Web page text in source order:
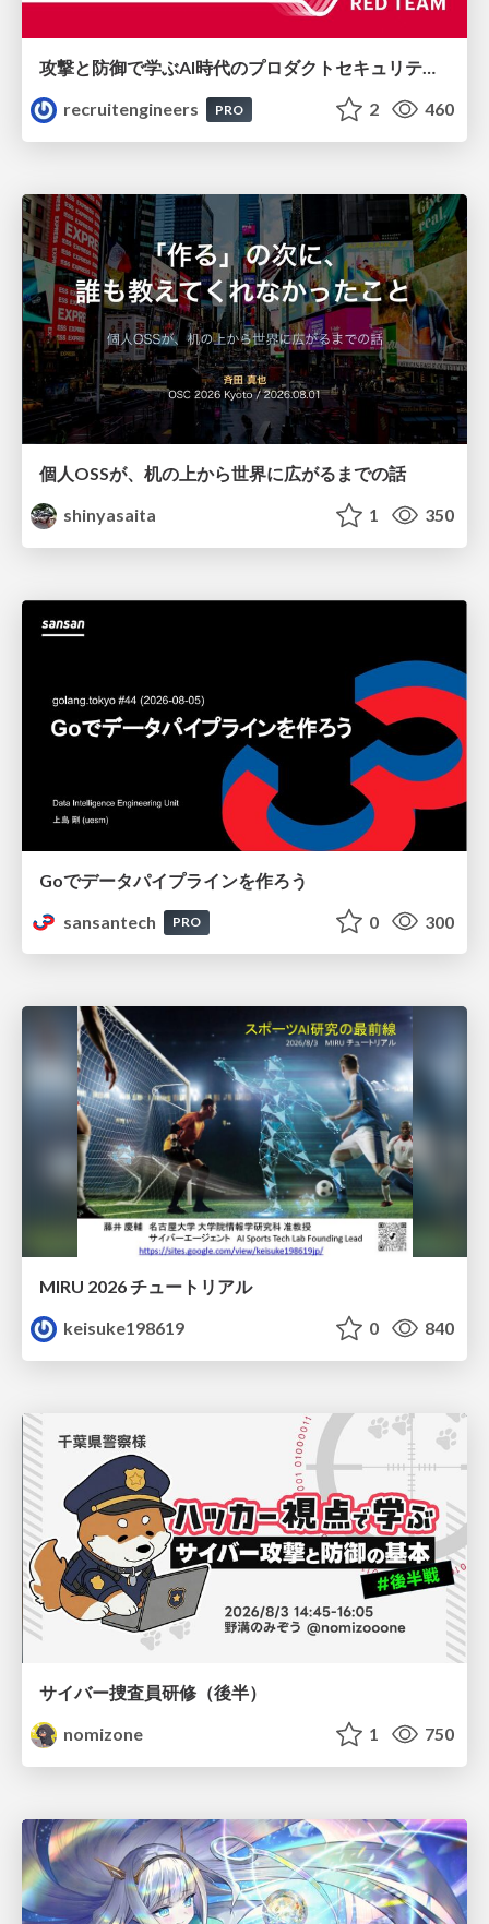
recruitengineers
PRO 2 460
個人OSSが、机の上から世界に広がるまでの話
shinyasaita
1 350
Goでデータパイプラインを作ろう
sansantech
PRO 0 300
MIRU 2026 チュートリアル
keisuke198619
0 840
サイバー捜査員研修（後半）
nomizone
1 750